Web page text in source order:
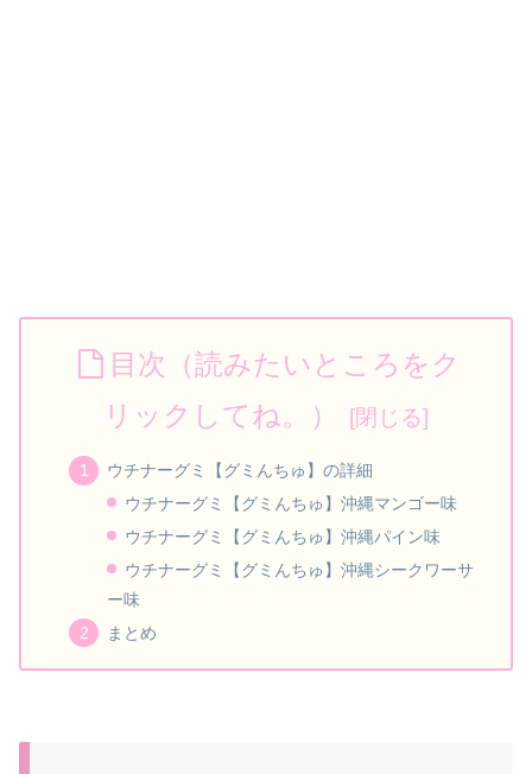
目次（読みたいところをク
リックしてね。）
ウチナーグミ【グミんちゅ】の詳細
ウチナーグミ【グミんちゅ】沖縄マンゴー味
ウチナーグミ【グミんちゅ】沖縄パイン味
ウチナーグミ【グミんちゅ】沖縄シークワーサ
ー味
まとめ